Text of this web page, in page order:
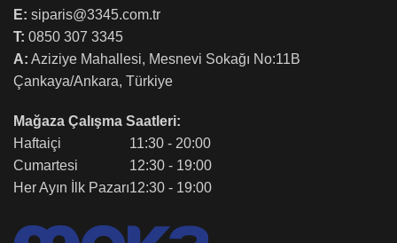
E: siparis@3345.com.tr
T: 0850 307 3345
A: Aziziye Mahallesi, Mesnevi Sokağı No:11B
Çankaya/Ankara, Türkiye
Mağaza Çalışma Saatleri:
Haftaiçi
Cumartesi
Her Ayın İlk Pazarı
11:30 - 20:00
12:30 - 19:00
12:30 - 19:00